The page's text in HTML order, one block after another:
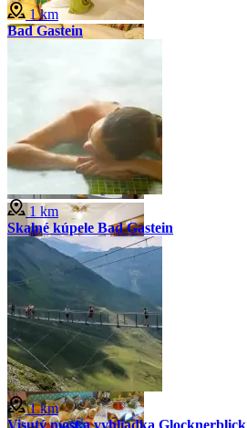
1 km
Bad Gastein
1 km
Skalné kúpele Bad Gastein
1 km
Visutý most a vyhliadka Glocknerblick